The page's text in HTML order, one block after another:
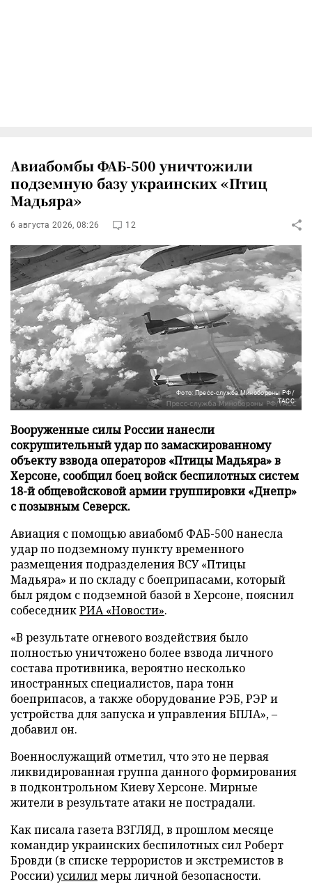
Авиабомбы ФАБ-500 уничтожили
подземную базу украинских «Птиц
Мадьяра»
6 августа 2026, 08:26 12
Фото: Пресс-служба Минобороны РФ/
ТАСС
Вооруженные силы России нанесли
сокрушительный удар по замаскированному
объекту взвода операторов «Птицы Мадьяра» в
Херсоне, сообщил боец войск беспилотных систем
18-й общевойсковой армии группировки «Днепр»
с позывным Северск.
Авиация с помощью авиабомб ФАБ-500 нанесла
удар по подземному пункту временного
размещения подразделения ВСУ «Птицы
Мадьяра» и по складу с боеприпасами, который
был рядом с подземной базой в Херсоне, пояснил
собеседникРИА «Новости».
«В результате огневого воздействия было
полностью уничтожено более взвода личного
состава противника, вероятно несколько
иностранных специалистов, пара тонн
боеприпасов, а также оборудование РЭБ, РЭР и
устройства для запуска и управления БПЛА», –
добавил он.
Военнослужащий отметил, что это не первая
ликвидированная группа данного формирования
в подконтрольном Киеву Херсоне. Мирные
жители в результате атаки не пострадали.
Как писала газета ВЗГЛЯД, в прошлом месяце
командир украинских беспилотных сил Роберт
Бровди (в списке террористов и экстремистов в
России)усилилмеры личной безопасности.